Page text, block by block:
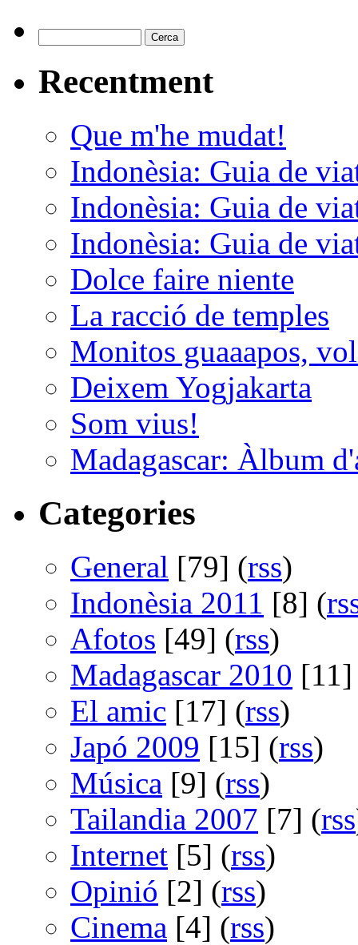
Recentment
Que m'he mudat!
Indonèsia: Guia de
Indonèsia: Guia de
Indonèsia: Guia de
Dolce faire niente
La racció de temples
Monitos guaaapos,
Deixem Yogjakarta
Som vius!
Madagascar: Àlbum
Categories
General [79] (rss)
Indonèsia 2011 [8] (
Afotos [49] (rss)
Madagascar 2010
El amic [17] (rss)
Japó 2009 [15] (rss)
Música [9] (rss)
Tailandia 2007 [7] (rss
Internet [5] (rss)
Opinió [2] (rss)
Cinema [4] (rss)